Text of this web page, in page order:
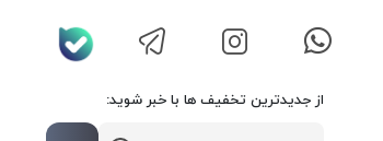
از جدیدترین تخفیف ها با خبر شوید: